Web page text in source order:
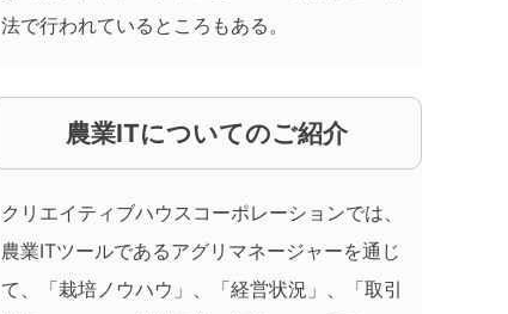
法で行われているところもある。
農業ITについてのご紹介
クリエイティブハウスコーポレーションでは、
農業ITツールであるアグリマネージャーを通じ
て、「栽培ノウハウ」、「経営状況」、「取引